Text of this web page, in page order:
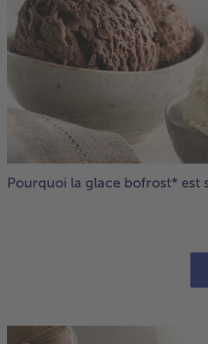
Pourquoi la glace bofrost* est